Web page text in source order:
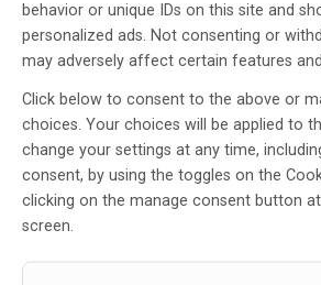
behavior or unique IDs on this site and
personalized ads. Not consenting or
may adversely affect certain features
Click below to consent to the above or
choices. Your choices will be applied to
change your settings at any time,
consent, by using the toggles on the
clicking on the manage consent button
screen.
Ny webbutbildning i palliativ vård
Nu släpps en webbutbildning i
läkare och läkarstuderande.
ökad vårdkvalitet och höjd
palliativa vården.